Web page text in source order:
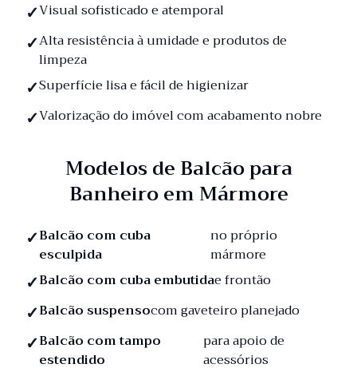
Visual sofisticado e atemporal
Alta resistência à umidade e produtos de
limpeza
Superfície lisa e fácil de higienizar
Valorização do imóvel com acabamento nobre
Modelos de Balcão para
Banheiro em Mármore
Balcão com cuba
esculpida
no próprio
mármore
Balcão com cuba embutidae frontão
Balcão suspensocom gaveteiro planejado
Balcão com tampo
estendido
para apoio de
acessórios